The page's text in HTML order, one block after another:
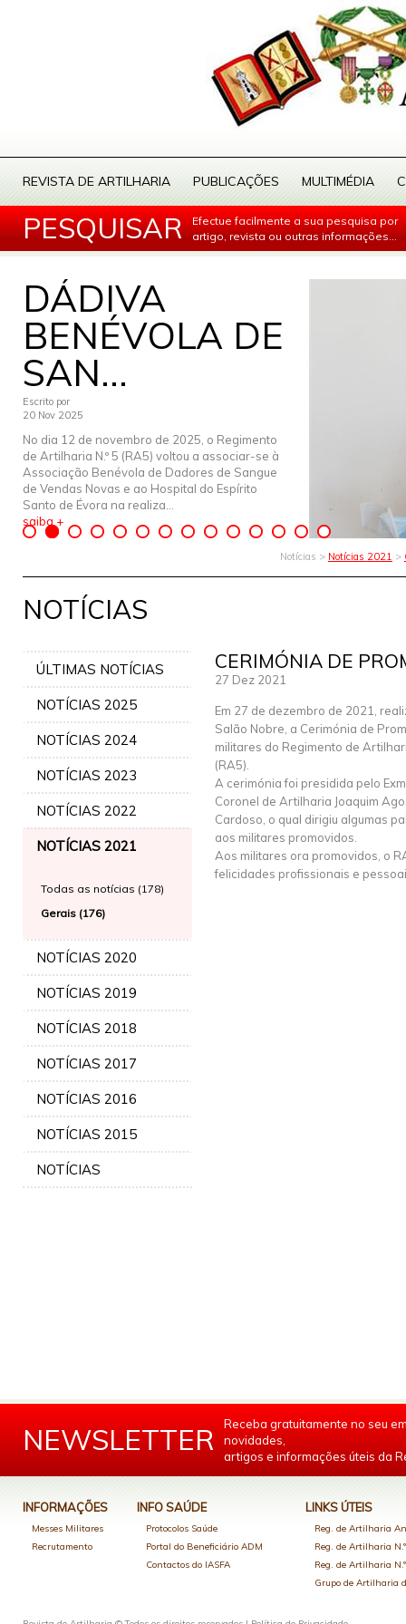
REVISTA DE ARTILHARIA PUBLICAÇÕES MULTIMÉDIA
PESQUISAR
Efectue facilmente a sua pesquisa por
artigo, revista ou outras informações...
DÁDIVA
BENÉVOLA DE
SAN...
Escrito por
20 Nov 2025
No dia 12 de novembro de 2025, o Regimento
de Artilharia N.º 5 (RA5) voltou a associar-se à
Associação Benévola de Dadores de Sangue
de Vendas Novas e ao Hospital do Espírito
Santo de Évora na realiza...
saiba +
Notícias > Notícias 2021 >
NOTÍCIAS
ÚLTIMAS NOTÍCIAS
NOTÍCIAS 2025
NOTÍCIAS 2024
NOTÍCIAS 2023
NOTÍCIAS 2022
NOTÍCIAS 2021
Todas as notícias (178)
Gerais (176)
NOTÍCIAS 2020
NOTÍCIAS 2019
NOTÍCIAS 2018
NOTÍCIAS 2017
NOTÍCIAS 2016
NOTÍCIAS 2015
NOTÍCIAS
CERIMÓNIA DE
27 Dez 2021
Em 27 de dezembro de 2021,
Salão Nobre, a Cerimónia de
militares do Regimento de
(RA5).
A cerimónia foi presidida pelo
Coronel de Artilharia Joaquim
Cardoso, o qual dirigiu algumas
aos militares promovidos.
Aos militares ora promovidos, o
felicidades profissionais e
NEWSLETTER
Receba gratuitamente no seu
novidades,
artigos e informações úteis da
INFORMAÇÕES
Messes Militares
Recrutamento
INFO SAÚDE
Protocolos Saúde
Portal do Beneficiário ADM
Contactos do IASFA
LINKS ÚTEIS
Reg. de Artilharia
Reg. de Artilharia
Reg. de Artilharia
Grupo de Artilharia